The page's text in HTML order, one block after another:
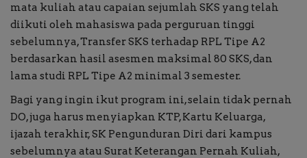
mata kuliah atau capaian sejumlah SKS yang telah
diikuti oleh mahasiswa pada perguruan tinggi
sebelumnya, Transfer SKS terhadap RPL Tipe A2
berdasarkan hasil asesmen maksimal 80 SKS, dan
lama studi RPL Tipe A2 minimal 3 semester.
Bagi yang ingin ikut program ini, selain tidak pernah
DO, juga harus menyiapkan KTP, Kartu Keluarga,
ijazah terakhir, SK Pengunduran Diri dari kampus
sebelumnya atau Surat Keterangan Pernah Kuliah,